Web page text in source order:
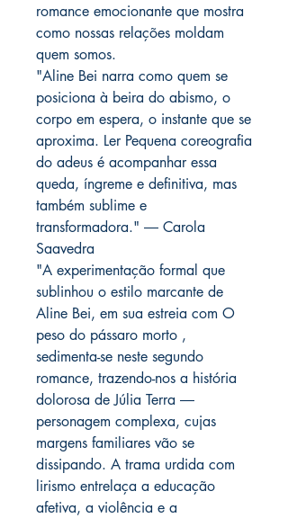
romance emocionante que mostra
como nossas relações moldam
quem somos.
"Aline Bei narra como quem se
posiciona à beira do abismo, o
corpo em espera, o instante que se
aproxima. Ler Pequena coreografia
do adeus é acompanhar essa
queda, íngreme e definitiva, mas
também sublime e
transformadora." ― Carola
Saavedra
"A experimentação formal que
sublinhou o estilo marcante de
Aline Bei, em sua estreia com O
peso do pássaro morto ,
sedimenta-se neste segundo
romance, trazendo-nos a história
dolorosa de Júlia Terra ―
personagem complexa, cujas
margens familiares vão se
dissipando. A trama urdida com
lirismo entrelaça a educação
afetiva, a violência e a